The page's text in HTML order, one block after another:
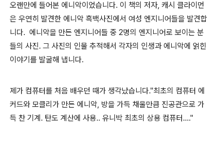
오랜만에 들어본 에니악이었습니다. 이 책의 저자, 캐시 클라이먼
은 우연히 발견한 에니악 흑백사진에서 여성 엔지니어들을 발견합
니다. 에니악을 만든 엔지니어들 중 2명의 엔지니어로 보이는 분
들의 사진. 그 사진의 인물 추적해서 각자의 인생과 에니악에 얽힌
이야기를 발굴해 냅니다.
제가 컴퓨터를 처음 배우던 때가 생각났습니다."최초의 컴퓨터 에
커드와 모클리가 만든 에니악, 방을 가득 채울만큼 진공관으로 가
득 찬 기계. 탄도 계산에 사용.. 유니박 최초의 상용 컴퓨터...."